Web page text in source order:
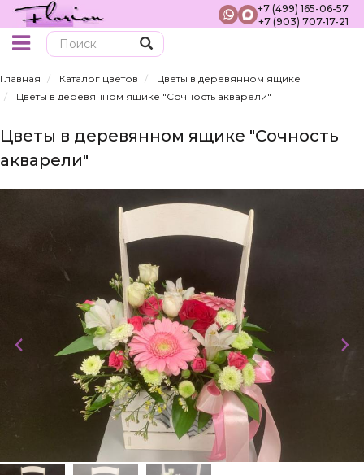
+7 (499) 165-06-57
+7 (903) 707-17-21
Главная Каталог цветов
Цветы в деревянном ящике
Цветы в деревянном ящике "Сочность акварели"
Цветы в деревянном ящике "Сочность
акварели"